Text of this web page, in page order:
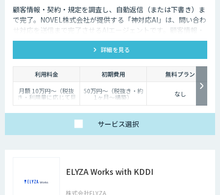
対する回答候補をオペレーターに提示するサービスにも活用することが可
能です。回答内容の候補や関連する資料を瞬時に画面に表示できるように
なった結果、回答にかかる時間の短縮でき、顧客からの電話のつながりや
すさが改善されるのです。
顧客情報・契約・規定を調査し、自動返信（または下書き）ま
で完了。NOVEL株式会社が提供する「神対応AI」は、問い合わ
せ対応を送信まで完了させるAIエージェントです。顧客情報・
契約・規定を突き合わせて回答を数十秒で作成し、自動送信か
下書き止めかを選べます。
詳細を見る
利用料金 初期費用
無料プラン
月額 10万円〜（税抜
き・利用量に応じて見
積り）
50万円〜（税抜き・約
1ヶ月〜構築） なし
サービス選択
ELYZA Works with KDDI
株式会社ELYZA